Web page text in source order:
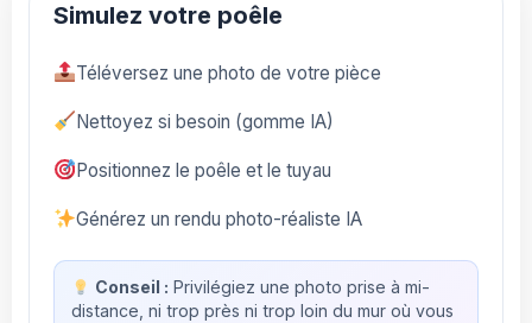
Simulez votre poêle
Téléversez une photo de votre pièce
Nettoyez si besoin (gomme IA)
Positionnez le poêle et le tuyau
Générez un rendu photo-réaliste IA
Conseil : Privilégiez une photo prise à mi-
distance, ni trop près ni trop loin du mur où vous